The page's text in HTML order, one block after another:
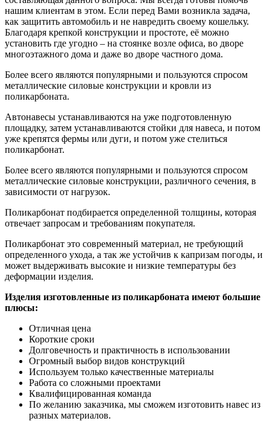
нашим клиентам в этом. Если перед Вами возникла задача,
как защитить автомобиль и не навредить своему кошельку.
Благодаря крепкой конструкции и простоте, её можно
установить где угодно – на стоянке возле офиса, во дворе
многоэтажного дома и даже во дворе частного дома.
Более всего являются популярными и пользуются спросом
металлические силовые конструкции и кровли из
поликарбоната.
Автонавесы устанавливаются на уже подготовленную
площадку, затем устанавливаются стойки для навеса, и потом
уже крепятся фермы или дуги, и потом уже стелиться
поликарбонат.
Более всего являются популярными и пользуются спросом
металлические силовые конструкции, различного сечения, в
зависимости от нагрузок.
Поликарбонат подбирается определенной толщины, которая
отвечает запросам и требованиям покупателя.
Поликарбонат это современный материал, не требующий
определенного ухода, а так же устойчив к капризам погоды, и
может выдерживать высокие и низкие температуры без
деформации изделия.
Изделия изготовленные из поликарбоната имеют большие
плюсы:
Отличная цена
Короткие сроки
Долговечность и практичность в использовании
Огромный выбор видов конструкций
Используем только качественные материалы
Работа со сложными проектами
Квалифицированная команда
По желанию заказчика, мы сможем изготовить навес из
разных материалов.